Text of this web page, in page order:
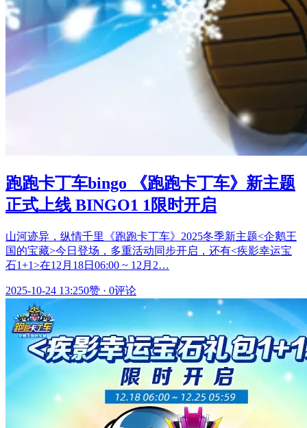
跑跑卡丁车bingo 《跑跑卡丁车》新主题
正式上线 BINGO1 1限时开启
山河迹异，纵情千里《跑跑卡丁车》2025冬季新主题<企鹅王
国的宝藏>今日登场，多重活动同步开启，还有<疾影幸运宝
石1+1>在12月18日06:00 ~ 12月2…
2025-10-24 13:250赞 · 0评论